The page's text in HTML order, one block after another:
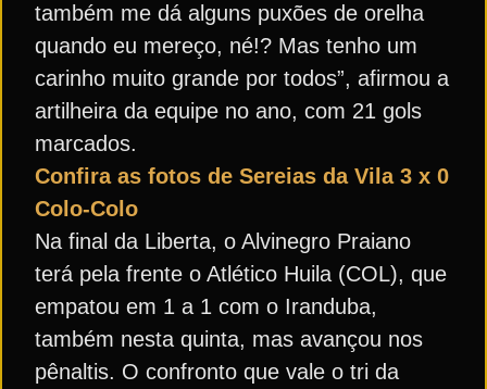
também me dá alguns puxões de orelha
quando eu mereço, né!? Mas tenho um
carinho muito grande por todos”, afirmou a
artilheira da equipe no ano, com 21 gols
marcados.
Confira as fotos de Sereias da Vila 3 x 0
Colo-Colo
Na final da Liberta, o Alvinegro Praiano
terá pela frente o Atlético Huila (COL), que
empatou em 1 a 1 com o Iranduba,
também nesta quinta, mas avançou nos
pênaltis. O confronto que vale o tri da